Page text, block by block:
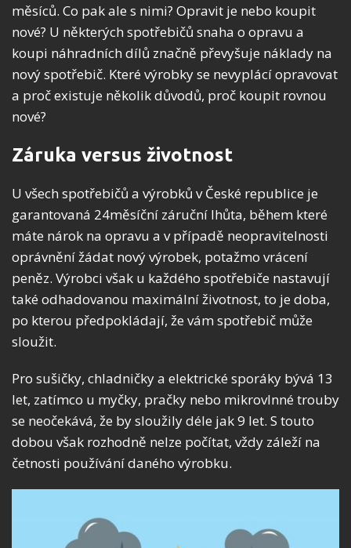
měsíců. Co pak ale s nimi? Opravit je nebo koupit
nové? U některých spotřebičů snaha o opravu a
koupi náhradních dílů značně převyšuje náklady na
nový spotřebič. Které výrobky se nevyplácí opravovat
a proč existuje několik důvodů, proč koupit rovnou
nové?
Záruka versus životnost
U všech spotřebičů a výrobků v České republice je
garantovaná 24měsíční záruční lhůta, během které
máte nárok na opravu a v případě neopravitelnosti
oprávnění žádat nový výrobek, potažmo vrácení
peněz. Výrobci však u každého spotřebiče nastavují
také odhadovanou maximální životnost, to je doba,
po kterou předpokládají, že vám spotřebič může
sloužit.
Pro sušičky, chladničky a elektrické sporáky bývá 13
let, zatímco u myčky, pračky nebo mikrovlnné trouby
se neočekává, že by sloužily déle jak 9 let. S touto
dobou však rozhodně nelze počítat, vždy záleží na
četnosti používání daného výrobku.